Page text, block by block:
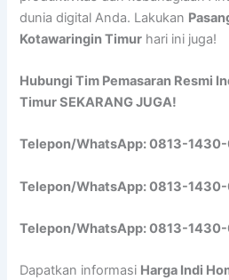
dunia digital Anda. Lakukan
Kotawaringin Timur hari ini juga!
Hubungi Tim Pemasaran Resmi
Timur SEKARANG JUGA!
Telepon/WhatsApp: 0813-
Telepon/WhatsApp: 0813-
Telepon/WhatsApp: 0813-
Dapatkan informasi Harga Indi